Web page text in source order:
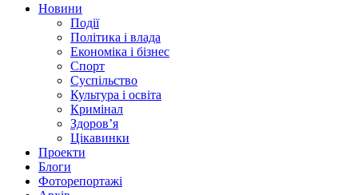
Новини
Події
Політика і влада
Економіка і бізнес
Спорт
Суспільство
Культура і освіта
Кримінал
Здоров’я
Цікавинки
Проекти
Блоги
Фоторепортажі